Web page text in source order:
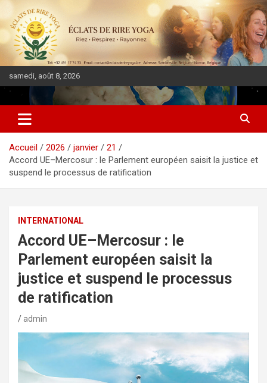
samedi, août 8, 2026
DIASPORA PULSE
Accueil 2026 janvier
21
Accord UE–Mercosur : le Parlement européen saisit la justice et
suspend le processus de ratification
INTERNATIONAL
Accord UE–Mercosur : le
Parlement européen saisit la
justice et suspend le processus
de ratification
admin